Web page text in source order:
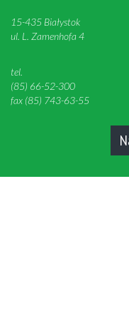
15-435 Białystok
ul. L. Zamenhofa 4
tel.
(85) 66-52-300
fax (85) 743-63-55